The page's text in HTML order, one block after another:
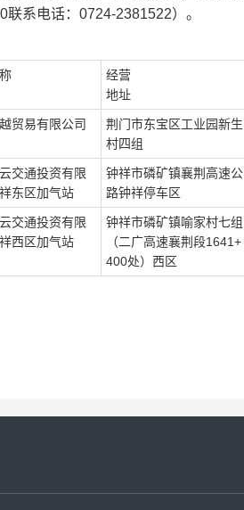
联系电话： 0724-2381522） 。
经营
地址
贸易有限公司
荆门市东宝区工业园新生
村四组
交通投资有限
东区加气站
钟祥市磷矿镇襄荆高速公
路钟祥停车区
交通投资有限
西区加气站
钟祥市磷矿镇喻家村七组
（二广高速襄荆段1641+
400处）西区